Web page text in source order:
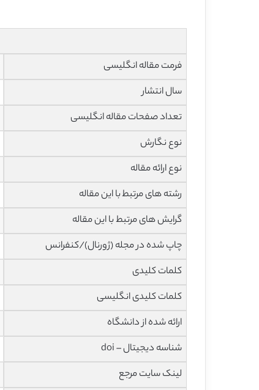
فرمت مقاله انگلیسی
سال انتشار
تعداد صفحات مقاله انگلیسی
نوع نگارش
نوع ارائه مقاله
رشته های مرتبط با این مقاله
گرایش های مرتبط با این مقاله
چاپ شده در مجله (ژورنال)/کنفرانس
کلمات کلیدی
کلمات کلیدی انگلیسی
ارائه شده از دانشگاه
شناسه دیجیتال – doi
لینک سایت مرجع